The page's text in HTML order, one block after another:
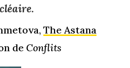
The Astana
de Conflits